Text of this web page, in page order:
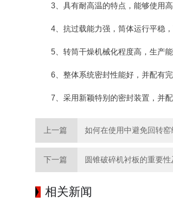
3、具有耐高温的特点，能够使用
4、抗过载能力强，筒体运行平稳，
5、转筒干燥机械化程度高，生产
6、整体系统密封性能好，并配有
7、采用新颖特别的密封装置，并
上一篇 如何在使用中避免回转窑
下一篇 圆锥破碎机衬板的重要
相关新闻